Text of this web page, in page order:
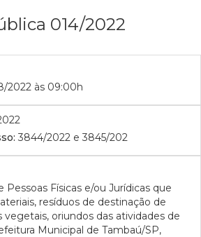
014/2022
2022 às 09:00h
3844/2022 e 3845/202
Físicas e/ou Jurídicas que
resíduos de destinação de
vegetais, oriundos das atividades de
Municipal de Tambaú/SP,